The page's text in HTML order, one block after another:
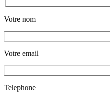
Votre nom
Votre email
Telephone